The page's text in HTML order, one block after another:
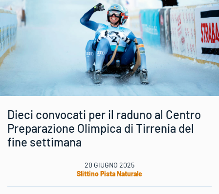
Dieci convocati per il raduno al Centro
Preparazione Olimpica di Tirrenia del
fine settimana
20 GIUGNO 2025
Slittino Pista Naturale